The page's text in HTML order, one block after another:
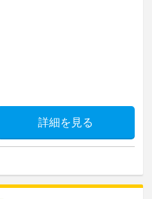
詳細を見る